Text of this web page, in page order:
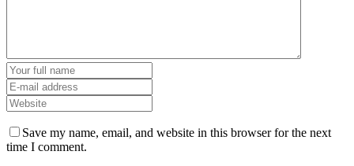
Save my name, email, and website in this browser for the next
time I comment.